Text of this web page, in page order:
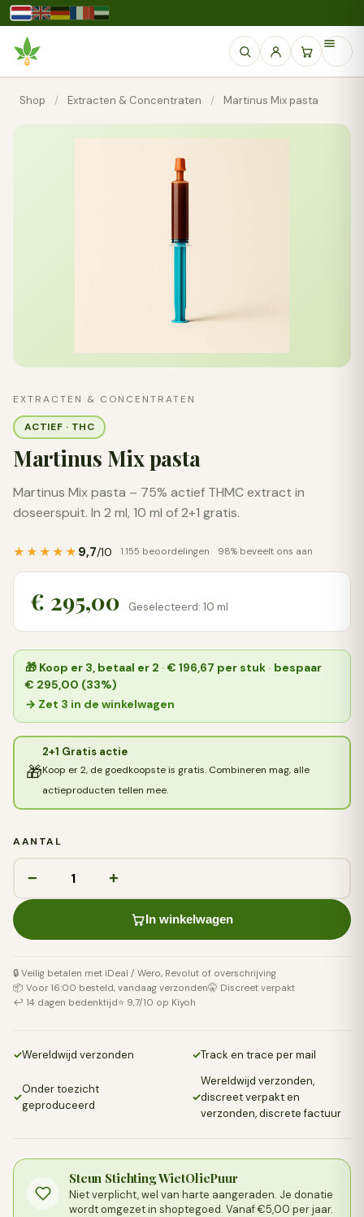
Shop / Extracten & Concentraten / Martinus Mix pasta
EXTRACTEN & CONCENTRATEN
ACTIEF · THC
Martinus Mix pasta
Martinus Mix pasta – 75% actief THMC extract in
doseerspuit. In 2 ml, 10 ml of 2+1 gratis.
★★★★★ 9,7/10 1.155 beoordelingen 98% beveelt ons aan
€ 295,00 Geselecteerd: 10 ml
🎁 Koop er 3, betaal er 2 · € 196,67 per stuk · bespaar
€ 295,00 (33%)
→ Zet 3 in de winkelwagen
🎁
2+1 Gratis actie
Koop er 2, de goedkoopste is gratis. Combineren mag, alle
actieproducten tellen mee.
AANTAL
− +
In winkelwagen
🔒 Veilig betalen met iDeal / Wero, Revolut of overschrijving
📦 Voor 16:00 besteld, vandaag verzonden🤫 Discreet verpakt
↩️ 14 dagen bedenktijd⭐ 9,7/10 op Kiyoh
✓Wereldwijd verzonden ✓Track en trace per mail
✓
Onder toezicht
geproduceerd
✓
Wereldwijd verzonden,
discreet verpakt en
verzonden, discrete factuur
Steun Stichting WietOliePuur
Niet verplicht, wel van harte aangeraden. Je donatie
wordt omgezet in shoptegoed. Vanaf €5,00 per jaar.